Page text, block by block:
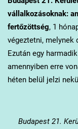
vállalkozásoknak:
fertőzöttség, 1
végeztetni, melynek
Ezután egy
amennyiben erre
héten belül jelzi
Budapest 21.